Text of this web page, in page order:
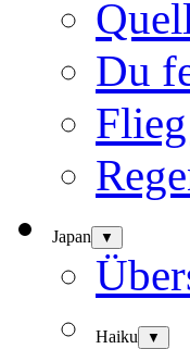
Du
Japan ▼
Haiku ▼